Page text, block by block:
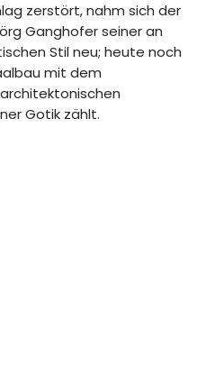
zerstört, nahm sich der
Ganghofer seiner an
Stil neu; heute noch
mit dem
Gotik zählt.